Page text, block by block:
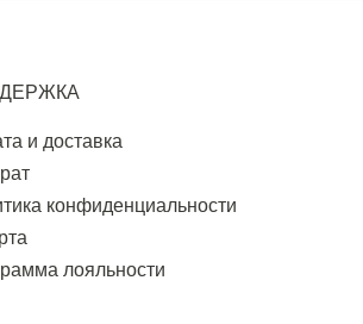
и доставка
конфиденциальности
лояльности